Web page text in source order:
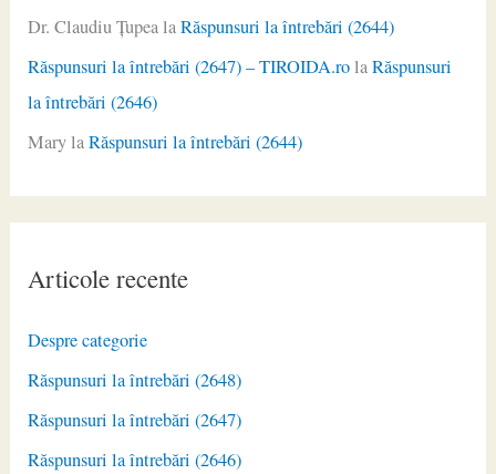
Dr. Claudiu ŢupealaRăspunsuri la întrebări (2644)
Răspunsuri la întrebări (2647) – TIROIDA.rolaRăspunsuri
la întrebări (2646)
MarylaRăspunsuri la întrebări (2644)
Articole recente
Despre categorie
Răspunsuri la întrebări (2648)
Răspunsuri la întrebări (2647)
Răspunsuri la întrebări (2646)